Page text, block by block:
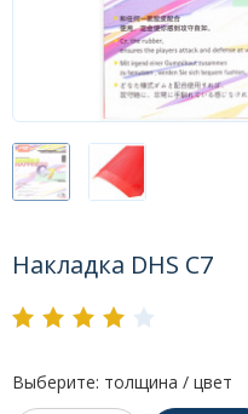
Накладка DHS C7
Выберите: толщина / цвет